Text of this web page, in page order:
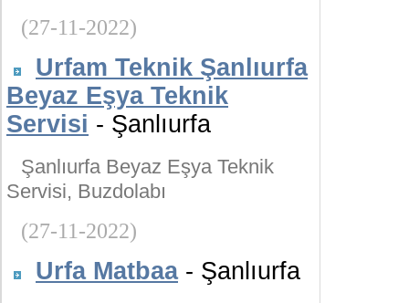
(27-11-2022)
Urfam Teknik Şanlıurfa
Beyaz Eşya Teknik
Servisi - Şanlıurfa
Şanlıurfa Beyaz Eşya Teknik
Servisi, Buzdolabı
(27-11-2022)
Urfa Matbaa- Şanlıurfa